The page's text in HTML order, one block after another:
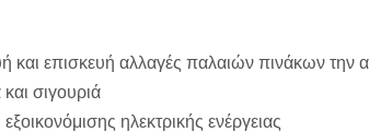
και επισκευή αλλαγές παλαιών πινάκων την
σιγουριά
ηλεκτρικής ενέργειας